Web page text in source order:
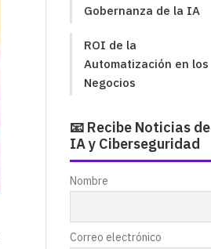
Gobernanza de la IA
ROI de la
Automatización en los
Negocios
📧 Recibe Noticias de
IA y Ciberseguridad
Nombre
Correo electrónico